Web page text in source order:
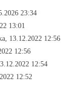
23:34
13:01
13.12.2022 12:56
12:56
12:54
12:52